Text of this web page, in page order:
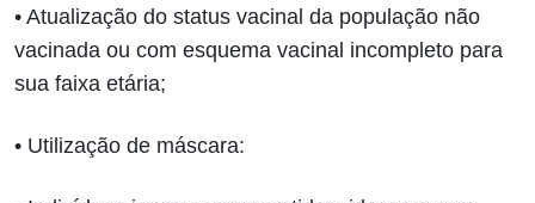
• Atualização do status vacinal da população não
vacinada ou com esquema vacinal incompleto para
sua faixa etária;
• Utilização de máscara: